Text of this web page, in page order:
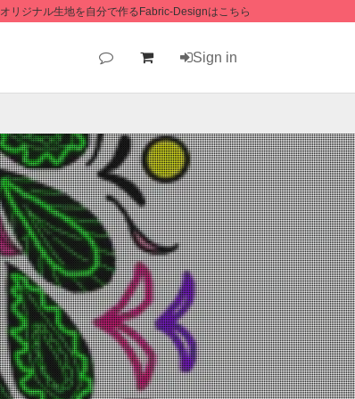
オリジナル生地を自分で作るFabric-Designはこちら
Sign in